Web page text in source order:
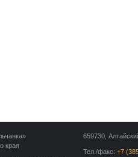
659730,
Тел./факс: +7
края